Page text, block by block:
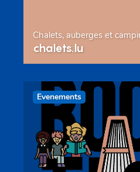
Chalets, auberges et
chalets.lu
Evenements